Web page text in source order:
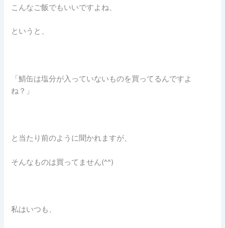
こんなご飯でもいいですよね、
というと、
「鯖缶は塩分が入っていないものを買ってるんですよ
ね？」
と当たり前のように聞かれますが、
そんなものは買ってません(^^)
私はいつも、